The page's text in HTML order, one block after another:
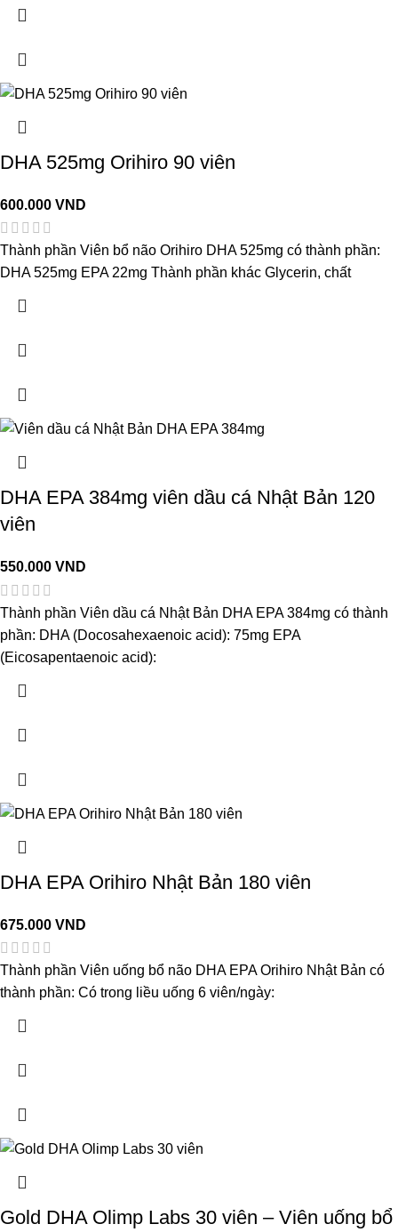
DHA 525mg Orihiro 90 viên
600.000VND
Thành phần Viên bổ não Orihiro DHA 525mg có thành phần:
DHA 525mg EPA 22mg Thành phần khác Glycerin, chất
DHA EPA 384mg viên dầu cá Nhật Bản 120
viên
550.000VND
Thành phần Viên dầu cá Nhật Bản DHA EPA 384mg có thành
phần: DHA (Docosahexaenoic acid): 75mg EPA
(Eicosapentaenoic acid):
DHA EPA Orihiro Nhật Bản 180 viên
675.000VND
Thành phần Viên uống bổ não DHA EPA Orihiro Nhật Bản có
thành phần: Có trong liều uống 6 viên/ngày:
Gold DHA Olimp Labs 30 viên – Viên uống bổ